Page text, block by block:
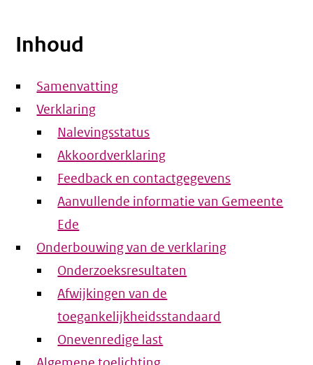
Inhoud
Samenvatting
Verklaring
Nalevingsstatus
Akkoordverklaring
Feedback en contactgegevens
Aanvullende informatie van Gemeente
Ede
Onderbouwing van de verklaring
Onderzoeksresultaten
Afwijkingen van de
toegankelijkheidsstandaard
Onevenredige last